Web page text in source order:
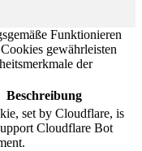
Funktionieren
gewährleisten
der
Beschreibung
set by Cloudflare, is
Cloudflare Bot